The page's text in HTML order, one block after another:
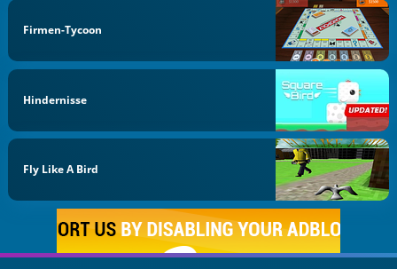
Firmen-Tycoon
Hindernisse
Fly Like A Bird